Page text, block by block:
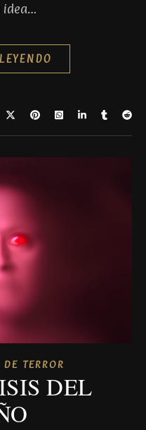
idea…
TERROR
DEL